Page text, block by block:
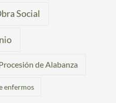
Social
de Alabanza
enfermos